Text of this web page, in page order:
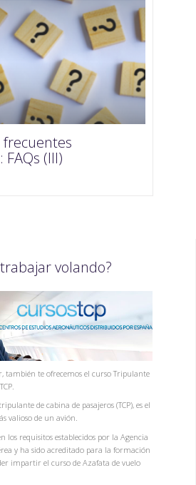
FAQs (III)
volando?
también te ofrecemos el curso Tripulante
de cabina de pasajeros (TCP), es el
valioso de un avión.
los requisitos establecidos por la Agencia
y ha sido acreditado para la formación
impartir el curso de Azafata de vuelo